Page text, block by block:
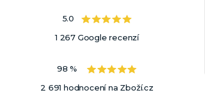
5.0
1 267 Google recenzí
98 %
2 691 hodnocení na Zboží.cz